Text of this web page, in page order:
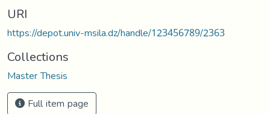
URI
https://depot.univ-msila.dz/handle/123456789/2363
Collections
Master Thesis
Full item page